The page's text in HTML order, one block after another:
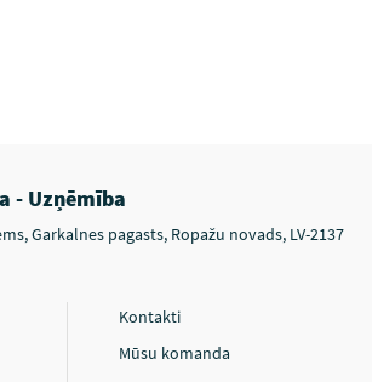
- Uzņēmība
Garkalnes pagasts, Ropažu novads, LV-2137
Kontakti
Mūsu komanda